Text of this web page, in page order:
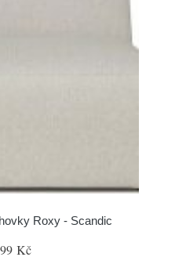
Roxy - Scandic
Kč